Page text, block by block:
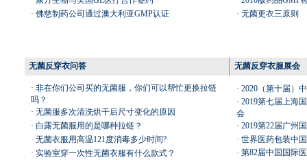
· 佛慈制药公司通过澳大利亚GMP认证
· 无菌更衣三原则
无菌反穿衣问答
· 非在你们公司买的无菌服，你们可以帮忙更换拉链
吗？
· 无菌服多次清洗烘干后尺寸变化的原因
· 白露无菌服用的是哪种拉链？
· 无菌衣服用高温121度消毒多少时间?
· 实验室穿一次性无菌衣服有什么款式？
无菌反穿衣服展会
· 2020（第十届）
· 2019第七届上海
会
· 2019第22届广州
· 世界医药包装中国
· 第82届中国国际